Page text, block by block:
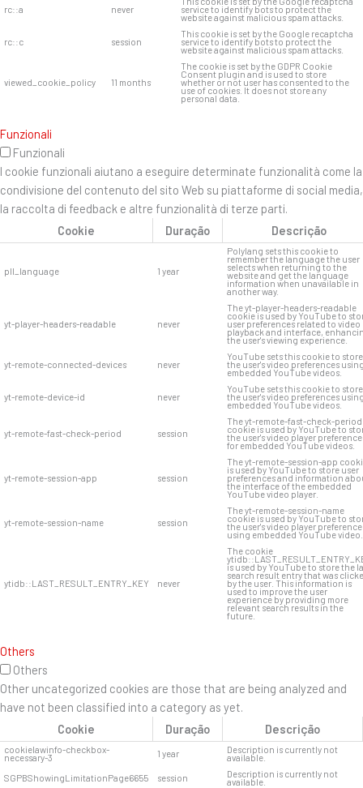
rc::a never service to identify bots to protect the
website against malicious spam attacks.
rc::c session
This cookie is set by the Google recaptcha
service to identify bots to protect the
website against malicious spam attacks.
viewed_cookie_policy 11 months
The cookie is set by the GDPR Cookie
Consent plugin and is used to store
whether or not user has consented to the
use of cookies. It does not store any
personal data.
Funzionali
Funzionali
I cookie funzionali aiutano a eseguire determinate funzionalità come la
condivisione del contenuto del sito Web su piattaforme di social media,
la raccolta di feedback e altre funzionalità di terze parti.
Cookie
Duração Descrição
pll_language 1 year
Polylang sets this cookie to
remember the language the user
selects when returning to the
website and get the language
information when unavailable in
another way.
yt-player-headers-readable never
The yt-player-headers-readable
cookie is used by YouTube to
user preferences related to video
playback and interface,
the user's viewing experience.
yt-remote-connected-devices never
YouTube sets this cookie to store
the user's video preferences
embedded YouTube videos.
yt-remote-device-id never
YouTube sets this cookie to store
the user's video preferences
embedded YouTube videos.
yt-remote-fast-check-period session
The yt-remote-fast-check-period
cookie is used by YouTube to
the user's video player
for embedded YouTube videos.
yt-remote-session-app session
The yt-remote-session-app
is used by YouTube to store user
preferences and information
the interface of the embedded
YouTube video player.
yt-remote-session-name session
The yt-remote-session-name
cookie is used by YouTube to
the user's video player
using embedded YouTube video.
ytidb::LAST_RESULT_ENTRY_KEY never
The cookie
is used by YouTube to store the
search result entry that was
by the user. This information is
used to improve the user
experience by providing more
relevant search results in the
future.
Others
Others
Other uncategorized cookies are those that are being analyzed and
have not been classified into a category as yet.
Cookie
Duração Descrição
cookielawinfo-checkbox-
necessary-3 1 year Description is currently not
available.
SGPBShowingLimitationPage6655
session Description is currently not
available.